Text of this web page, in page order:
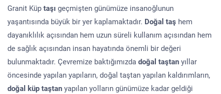
Granit Küp taşı geçmişten günümüze insanoğlunun
yaşantısında büyük bir yer kaplamaktadır. Doğal taş hem
dayanıklılık açısından hem uzun süreli kullanım açısından hem
de sağlık açısından insan hayatında önemli bir değeri
bulunmaktadır. Çevremize baktığımızda doğal taştan yıllar
öncesinde yapılan yapıların, doğal taştan yapılan kaldırımların,
doğal küp taştan yapılan yolların günümüze kadar geldiği